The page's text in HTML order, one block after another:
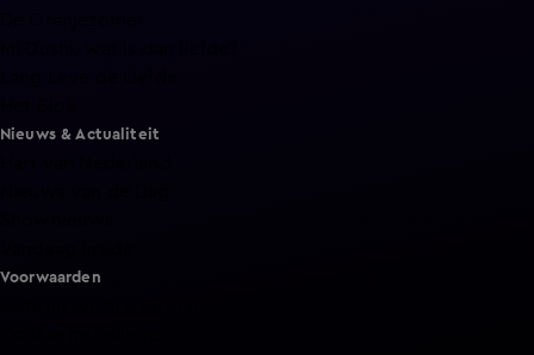
Nieuws & Actualiteit
Voorwaarden